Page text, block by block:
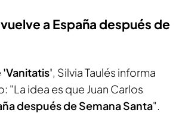
a España después de
'Vanitatis', Silvia Taulés informa
"La idea es que Juan Carlos
después de Semana Santa".